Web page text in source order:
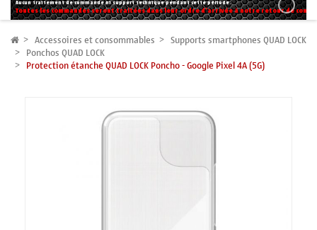
Aucun traitement de commande ni support technique pendant cette période.
Toutes les commandes seront traitées dans leur ordre d'arrivée à notre retour de
Accessoires et consommables Supports smartphones QUAD LOCK
Ponchos QUAD LOCK
Protection étanche QUAD LOCK Poncho - Google Pixel 4A (5G)